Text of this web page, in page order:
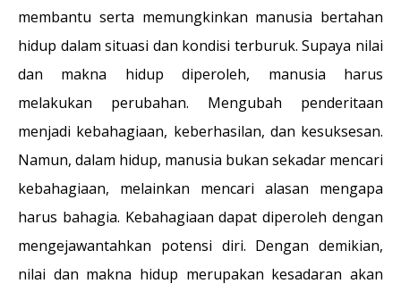
membantu serta memungkinkan manusia bertahan
hidup dalam situasi dan kondisi terburuk. Supaya nilai
dan makna hidup diperoleh, manusia harus
melakukan perubahan. Mengubah penderitaan
menjadi kebahagiaan, keberhasilan, dan kesuksesan.
Namun, dalam hidup, manusia bukan sekadar mencari
kebahagiaan, melainkan mencari alasan mengapa
harus bahagia. Kebahagiaan dapat diperoleh dengan
mengejawantahkan potensi diri. Dengan demikian,
nilai dan makna hidup merupakan kesadaran akan